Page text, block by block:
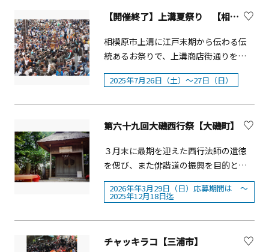
つり）」 を開催します。今年の「頼朝
元産野菜をふんだんに使用！真鶴の海
の恵みを豪快に味わえる特製鍋として
から立ち上る湯気とともに、春の海辺
人の食事を賄うことができるため、災
は、もしもの時の備えとしての「炊き
出し訓練」を兼ねています。会場には
周辺地域からキッチンカーが集まり、
たこ焼きなどの軽食からジェラートや
りのTikTokクリエイター Bayashi さん
【開催終了】上溝夏祭り 【相模原市】
相模原市上溝に江戸末期から伝わる伝
統あるお祭りで、上溝商店街通りを歩
行者天国にして開催されます。7月下旬
の土・日に開催されます。
2025年7月26日（土）～27日（日）
第六十九回大磯西行祭【大磯町】
３月末に最期を迎えた西行法師の遺徳
を偲び、また俳諧道の振興を目的とし
て鴫立庵では、毎年3月に西行祭を開催
しています。【献詠俳句・短歌募集】
法】・郵送 応募用紙を印刷し、下記
宛に封書で郵送お願いします。記入内
2026年年3月29日（日）応募期間は ～
2025年12月18日迄
チャッキラコ【三浦市】